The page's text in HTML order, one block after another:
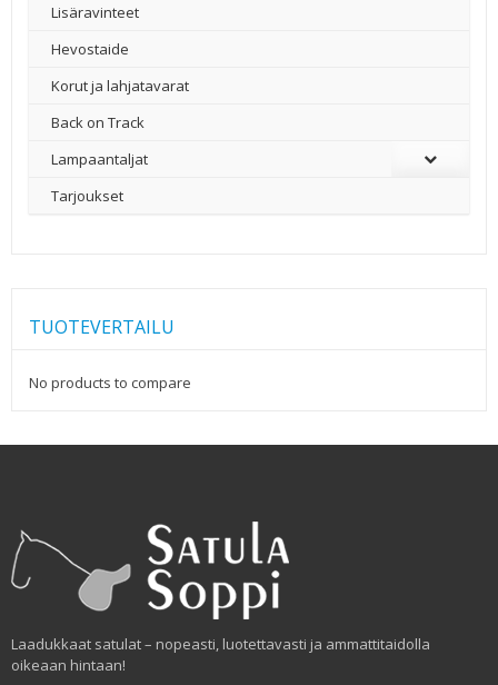
Lisäravinteet
Hevostaide
Korut ja lahjatavarat
Back on Track
Lampaantaljat
Tarjoukset
TUOTEVERTAILU
No products to compare
Laadukkaat satulat – nopeasti, luotettavasti ja ammattitaidolla
oikeaan hintaan!